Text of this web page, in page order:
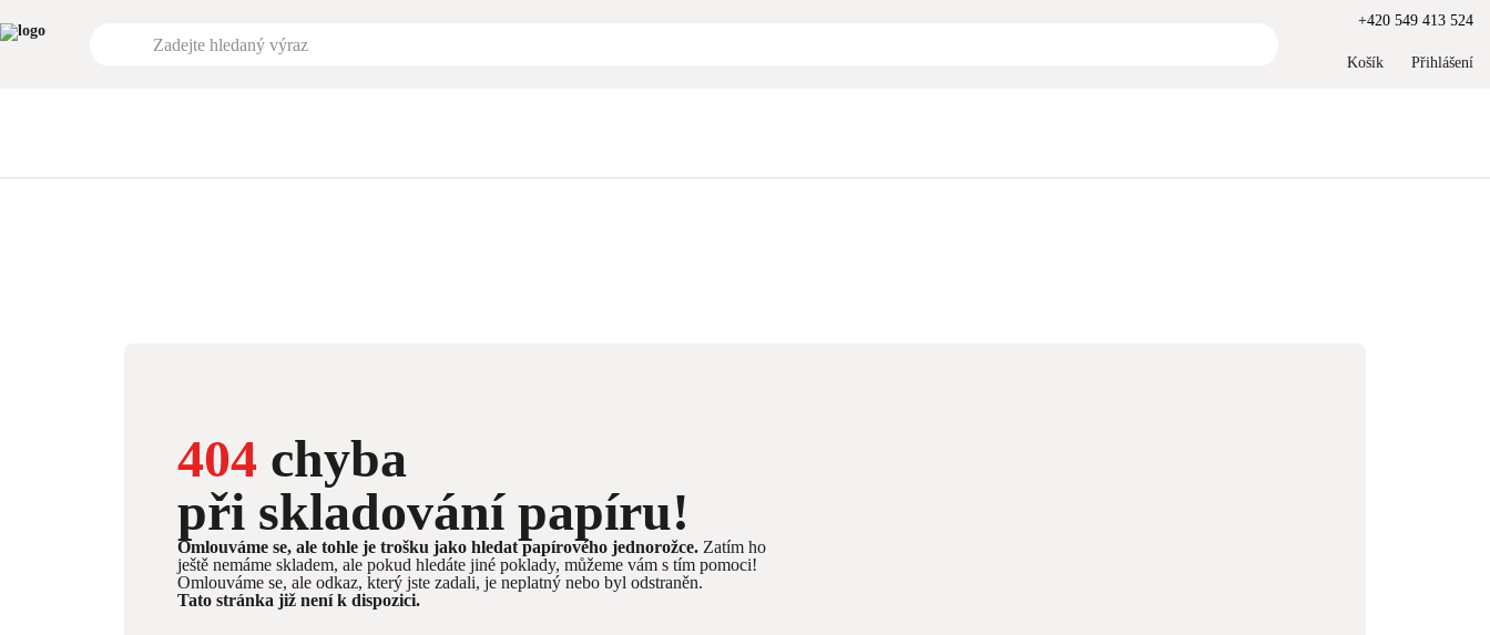
+420 549 413 524
Košík Přihlášení
404 chyba
při skladování papíru!
Omlouváme se, ale tohle je trošku jako hledat papírového jednorožce. Zatím ho
ještě nemáme skladem, ale pokud hledáte jiné poklady, můžeme vám s tím pomoci!
Omlouváme se, ale odkaz, který jste zadali, je neplatný nebo byl odstraněn.
Tato stránka již není k dispozici.